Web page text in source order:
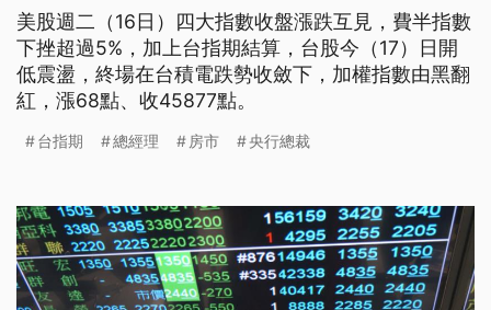
美股週二（16日）四大指數收盤漲跌互見，費半指數
下挫超過5%，加上台指期結算，台股今（17）日開
低震盪，終場在台積電跌勢收斂下，加權指數由黑翻
紅，漲68點、收45877點。
台指期 總經理 房市 央行總裁